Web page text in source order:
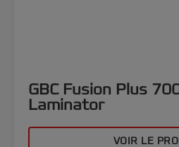
GBC Fusion Plus
Laminator
VOIR LE